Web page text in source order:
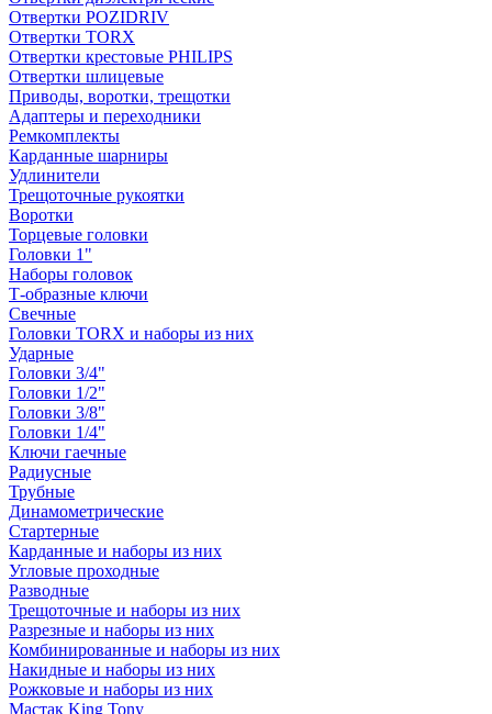
Отвертки POZIDRIV
Отвертки TORX
Отвертки крестовые PHILIPS
Отвертки шлицевые
Приводы, воротки, трещотки
Адаптеры и переходники
Ремкомплекты
Карданные шарниры
Удлинители
Трещоточные рукоятки
Воротки
Торцевые головки
Головки 1"
Наборы головок
Т-образные ключи
Свечные
Головки TORX и наборы из них
Ударные
Головки 3/4"
Головки 1/2"
Головки 3/8"
Головки 1/4"
Ключи гаечные
Радиусные
Трубные
Динамометрические
Стартерные
Карданные и наборы из них
Угловые проходные
Разводные
Трещоточные и наборы из них
Разрезные и наборы из них
Комбинированные и наборы из них
Накидные и наборы из них
Рожковые и наборы из них
Мастак King Tony